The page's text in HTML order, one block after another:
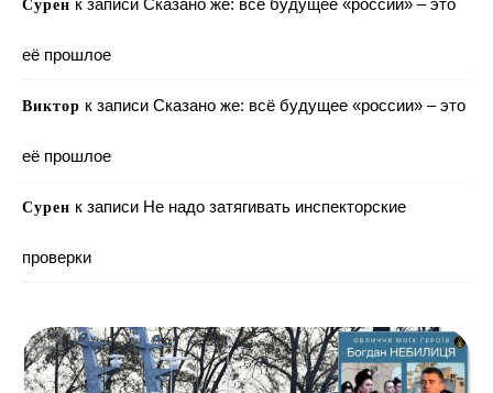
Сурен к записи Сказано же: всё будущее «россии» – это
её прошлое
Виктор к записи Сказано же: всё будущее «россии» – это
её прошлое
Сурен к записи Не надо затягивать инспекторские
проверки